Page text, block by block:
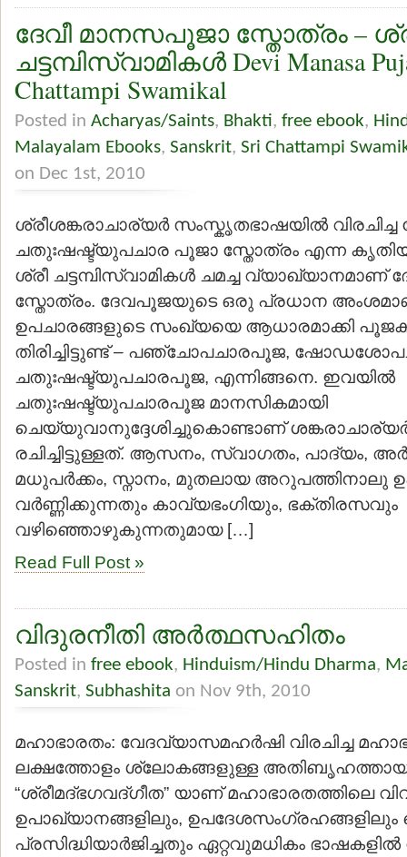
ദേവീ മാനസപൂജാ സ്തോത്രം –
ചട്ടമ്പിസ്വാമികള്‍ Devi Manasa
Chattampi Swamikal
Posted in Acharyas/Saints, Bhakti, free ebook,
Malayalam Ebooks, Sanskrit, Sri Chattampi
on Dec 1st, 2010
ശ്രീശങ്കരാചാര്യര്‍ സംസ്കൃതഭാഷയില്‍ വിരചിച്ച
ചതുഃഷഷ്ട്യുപചാര പൂജാ സ്തോത്രം എന്ന
ശ്രീ ചട്ടമ്പിസ്വാമികള്‍ ചമച്ച വ്യാഖ്യാനമാണ്
സ്തോത്രം. ദേവപൂജയുടെ ഒരു പ്രധാന
ഉപചാരങ്ങളുടെ സംഖ്യയെ ആധാരമാക്കി
തിരിച്ചിട്ടുണ്ട് – പഞ്ചോപചാരപൂജ,
ചതുഃഷഷ്ട്യുപചാരപൂജ, എന്നിങ്ങനെ. ഇവയില്‍
ചതുഃഷഷ്ട്യുപചാരപൂജ മാനസികമായി
ചെയ്യുവാനുദ്ദേശിച്ചുകൊണ്ടാണ്
രചിച്ചിട്ടുള്ളത്. ആസനം, സ്വാഗതം, പാദ്യം,
മധുപര്‍ക്കം, സ്നാനം, മുതലായ അറുപത്തിനാലു
വര്‍ണ്ണിക്കുന്നതും കാവ്യഭംഗിയും, ഭക്തിരസവും
വഴിഞ്ഞൊഴുകുന്നതുമായ […]
Read Full Post »
വിദുരനീതി അര്‍ത്ഥസഹിതം
Posted in free ebook, Hinduism/Hindu Dharma,
Sanskrit, Subhashita on Nov 9th, 2010
മഹാഭാരതം: വേദവ്യാസമഹര്‍ഷി വിരചിച്ച
ലക്ഷത്തോളം ശ്ലോകങ്ങളുള്ള
“ശ്രീമദ്ഭഗവദ്ഗീത” യാണ് മഹാഭാരതത്തിലെ
ഉപാഖ്യാനങ്ങളിലും, ഉപദേശസംഗ്രഹങ്ങളിലും
പ്രസിദ്ധിയാര്‍ജിച്ചതും ഏറ്റവുമധികം